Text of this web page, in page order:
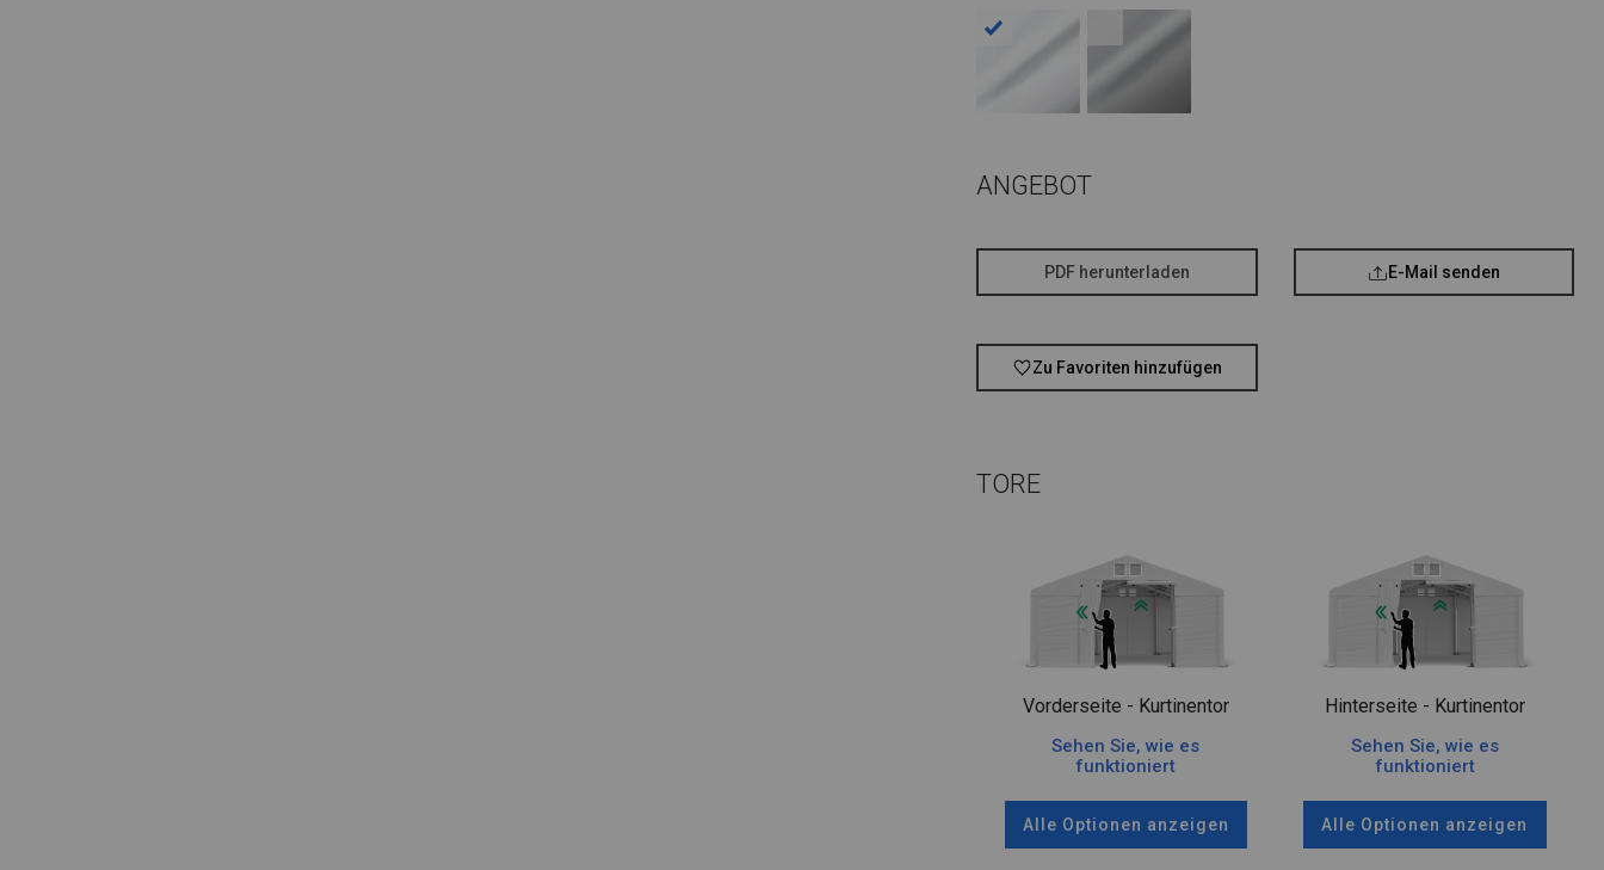
ANGEBOT
PDF herunterladen E-Mail senden
Zu Favoriten hinzufügen
TORE
Vorderseite - Kurtinentor
Sehen Sie, wie es
funktioniert
Alle Optionen anzeigen
Hinterseite - Kurtinentor
Sehen Sie, wie es
funktioniert
Alle Optionen anzeigen